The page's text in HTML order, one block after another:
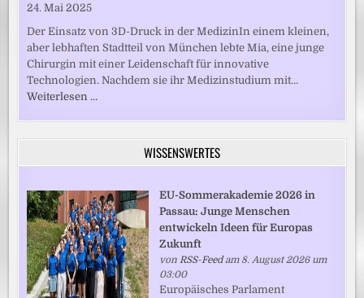
24. Mai 2025
Der Einsatz von 3D-Druck in der MedizinIn einem kleinen,
aber lebhaften Stadtteil von München lebte Mia, eine junge
Chirurgin mit einer Leidenschaft für innovative
Technologien. Nachdem sie ihr Medizinstudium mit…
Weiterlesen …
WISSENSWERTES
EU-Sommerakademie 2026 in
Passau: Junge Menschen
entwickeln Ideen für Europas
Zukunft
vonRSS-Feedam 8. August 2026 um
03:00
Europäisches Parlament